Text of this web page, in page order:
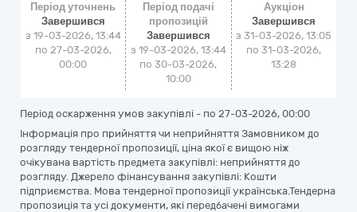
Період уточнень
Завершився
з 19-03-2026, 13:44
по 27-03-2026,
00:00
Період подачі
пропозицій
Завершився
з 19-03-2026, 13:44
по 30-03-2026,
10:00
Аукціон
Завершився
з31-03-2026, 13:05
по31-03-2026,
13:28
Період оскарження умов закупівлі - по 27-03-2026, 00:00
Інформація про прийняття чи неприйняття Замовником до
розгляду тендерної пропозиції, ціна якої є вищою ніж
очікувана вартість предмета закупівлі: неприйняття до
розгляду. Джерело фінансування закупівлі: Кошти
підприємства. Мова тендерної пропозиції українська.Тендерна
пропозиція та усі документи, які передбачені вимогами